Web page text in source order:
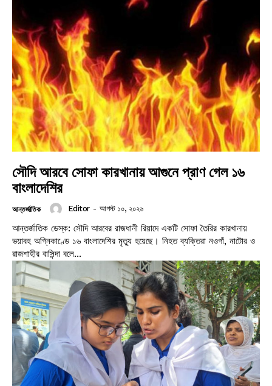
সৌদি আরবে সোফা কারখানায় আগুনে প্রাণ গেল ১৬
বাংলাদেশির
আন্তর্জাতিক Editor - আগস্ট ১০, ২০২৬
আন্তর্জাতিক ডেস্ক: সৌদি আরবের রাজধানী রিয়াদে একটি সোফা তৈরির কারখানায়
ভয়াবহ অগ্নিকাণ্ডে ১৬ বাংলাদেশির মৃত্যু হয়েছে। নিহত ব্যক্তিরা নওগাঁ, নাটোর ও
রাজশাহীর বাসিন্দা বলে...